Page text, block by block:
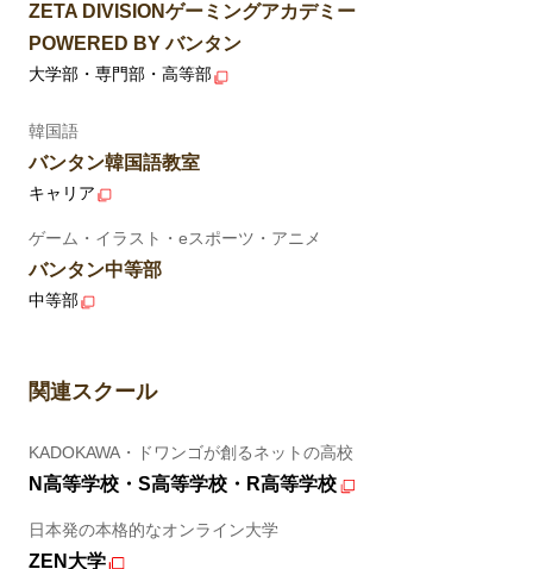
ZETA DIVISIONゲーミングアカデミー
POWERED BY バンタン
大学部・専門部・高等部
韓国語
バンタン韓国語教室
キャリア
ゲーム・イラスト・eスポーツ・アニメ
バンタン中等部
中等部
関連スクール
KADOKAWA・ドワンゴが創るネットの高校
N高等学校・S高等学校・R高等学校
日本発の本格的なオンライン大学
ZEN大学